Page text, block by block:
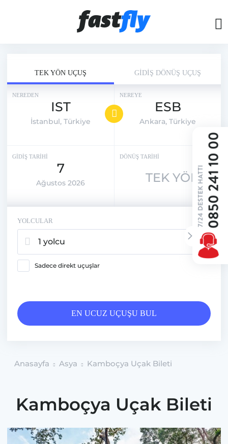
TEK YÖN UÇUŞ GİDİŞ DÖNÜŞ UÇUŞ
NEREDEN
IST
İstanbul, Türkiye
NEREYE
ESB
Ankara, Türkiye
GİDİŞ TARİHİ
7
Ağustos 2026
DÖNÜŞ TARİHİ
TEK YÖN
YOLCULAR
1 yolcu
Sadece direkt uçuşlar
EN UCUZ UÇUŞU BUL
Anasayfa Asya Kamboçya Uçak Bileti
Kamboçya Uçak Bileti